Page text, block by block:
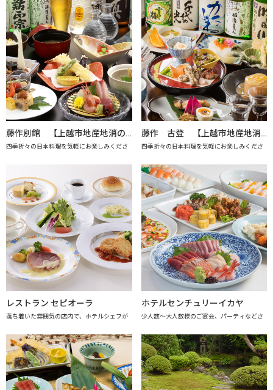
藤作別館 【上越市地産地消の店認定店】
四季折々の日本料理を気軽にお楽しみくださ
藤作 古登 【上越市地産地消の店認定店】
四季折々の日本料理を気軽にお楽しみくださ
レストラン セピオーラ
落ち着いた雰囲気の店内で、ホテルシェフが
ホテルセンチュリーイカヤ
少人数～大人数様のご宴会、パーティなどさ